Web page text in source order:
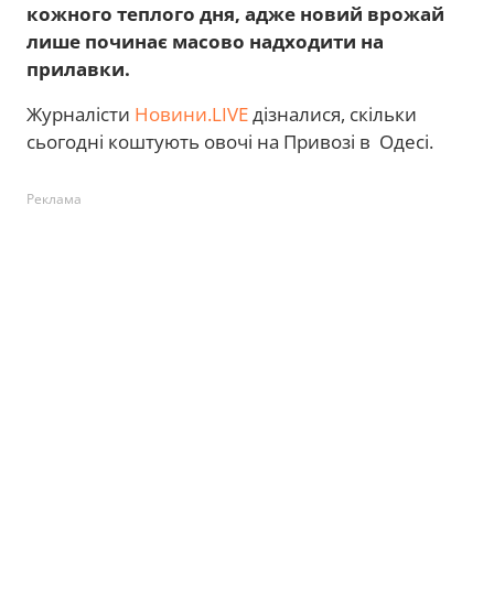
кожного теплого дня, адже новий врожай
лише починає масово надходити на
прилавки.
Журналісти Новини.LIVEдізналися, скільки
сьогодні коштують овочі на Привозі в Одесі.
Реклама